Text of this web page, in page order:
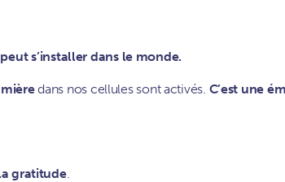
s’installer dans le monde.
dans nos cellules sont activés. C’est une
gratitude.